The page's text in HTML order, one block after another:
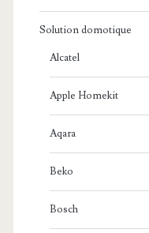
Solution domotique
Alcatel
Apple Homekit
Aqara
Beko
Bosch